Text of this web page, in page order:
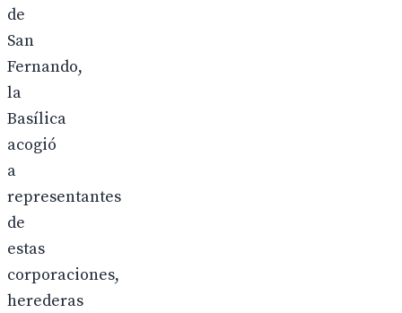
de
San
Fernando,
la
Basílica
acogió
a
representantes
de
estas
corporaciones,
herederas